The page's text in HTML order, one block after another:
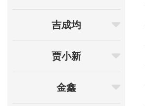
吉成均
贾小新
金鑫